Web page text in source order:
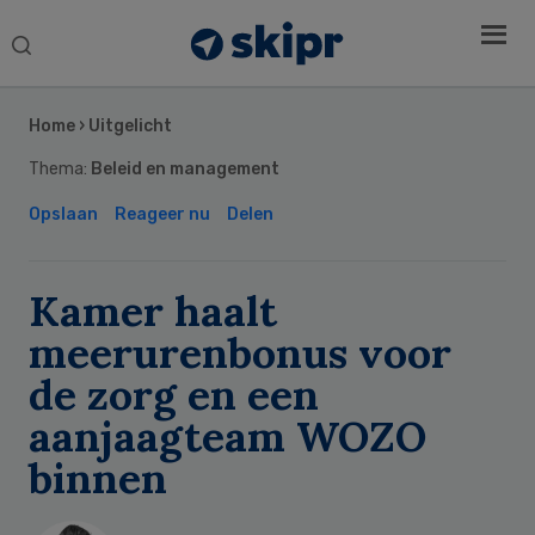
Search
Home › Uitgelicht
Thema: Beleid en management
Opslaan Reageer nu Delen
Kamer haalt
meerurenbonus voor
de zorg en een
aanjaagteam WOZO
binnen
Sidebar